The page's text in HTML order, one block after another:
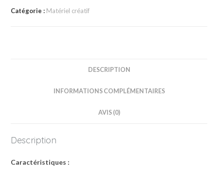
Catégorie : Matériel créatif
DESCRIPTION
INFORMATIONS COMPLÉMENTAIRES
AVIS (0)
Description
Caractéristiques :